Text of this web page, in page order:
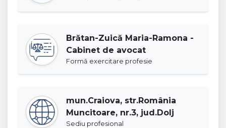
Brătan-Zuică Maria-Ramona -
Cabinet de avocat
Formă exercitare profesie
mun.Craiova, str.România
Muncitoare, nr.3, jud.Dolj
Sediu profesional